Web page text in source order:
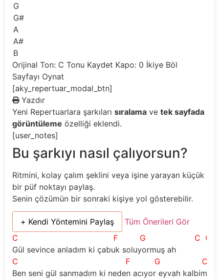
G
G#
A
A#
B
Orijinal Ton: C Tonu Kaydet Kapo: 0 İkiye Böl
Sayfayı Oynat
[aky_repertuar_modal_btn]
Yazdır
Yeni Repertuarlara şarkıları sıralama ve tek sayfada
görüntüleme özelliği eklendi.
[user_notes]
Bu şarkıyı nasıl çalıyorsun?
Ritmini, kolay çalım şeklini veya işine yarayan küçük
bir püf noktayı paylaş.
Senin çözümün bir sonraki kişiye yol gösterebilir.
+ Kendi Yöntemini Paylaş
Tüm Önerileri Gör
C
F G C G
Gül sevince anladım ki çabuk soluyormuş ah
C
F G C
Ben seni gül sanmadım ki neden acıyor eyvah kalbim